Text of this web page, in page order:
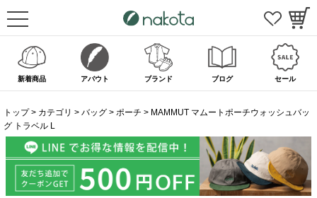
新着商品 アバウト ブランド ブログ セール
トップ カテゴリ バッグ ポーチ
MAMMUT マムートポーチウォッシュバッ
グ トラベル L